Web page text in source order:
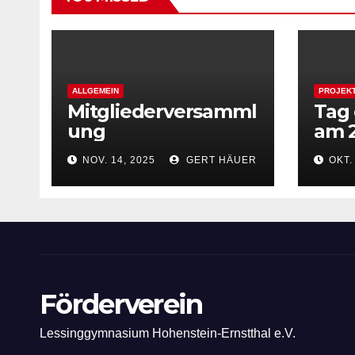
ALLGEMEIN
Mitgliederversamml
ung
NOV. 14, 2025 GERT HÄUER
am
Förderverein
Lessinggymnasium Hohenstein-Ernstthal e.V.